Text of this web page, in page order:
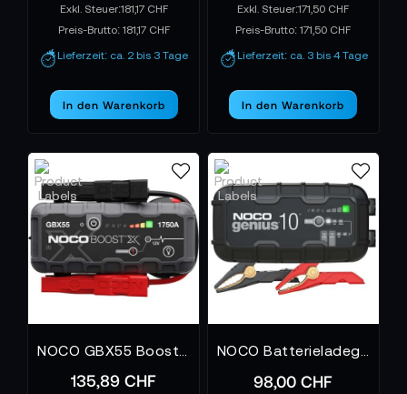
181,17 CHF
Preis-Brutto: 181,17 CHF
Lieferzeit: ca. 2 bis 3 Tage
In den Warenkorb
171,50 CHF
Preis-Brutto:171,50 CHF
Lieferzeit: ca. 3 bis 4 Tage
In den Warenkorb
135,89 CHF 98,00 CHF